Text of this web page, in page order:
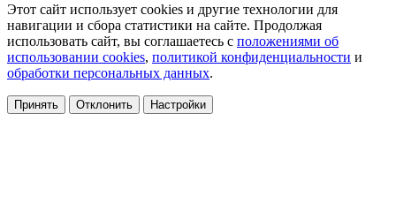
Этот сайт использует cookies и другие технологии для
навигации и сбора статистики на сайте. Продолжая
использовать сайт, вы соглашаетесь с положениями об
использовании cookies, политикой конфиденциальности и
обработки персональных данных.
Принять Отклонить Настройки